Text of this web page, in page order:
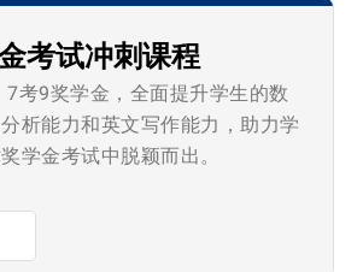
考试冲刺课程
考9奖学金， 全面提升学生的数
析能力和英文写作能力， 助力学
学金考试中脱颖而出。